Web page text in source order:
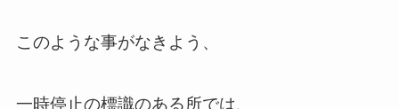
このような事がなきよう、
一時停止の標識のある所では、